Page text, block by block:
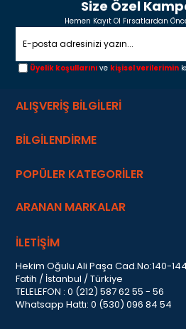
Size Özel
Hemen Kayıt Ol Fırsatlardan
Üyelik koşullarını ve kişisel verilerimin
ALIŞVERİŞ BİLGİLERİ
BİLGİLENDİRME
POPÜLER KATEGORİLER
ARANAN MARKALAR
İLETİŞİM
Hekim Oğulu Ali Paşa Cad.No:140-
Fatih / İstanbul / Türkiye
TELELEFON : 0 (212) 587 62 55 - 56
Whatsapp Hattı: 0 (530) 096 84 54